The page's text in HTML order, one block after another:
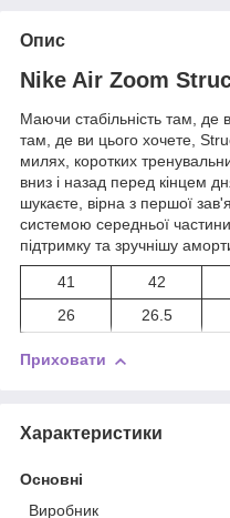
Опис
Nike Air Zoom
Маючи стабільність там, де
там, де ви цього хочете,
милях, коротких
вниз і назад перед кінцем
шукаєте, вірна з першої
системою середньої
підтримку та зручнішу
41 42
26
26.5
Приховати
Характеристики
Основні
Виробник